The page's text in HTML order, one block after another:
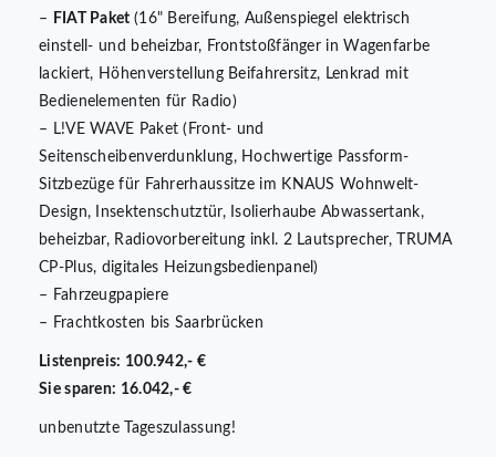
–
FIAT Paket (16" Bereifung, Außenspiegel elektrisch
einstell- und beheizbar, Frontstoßfänger in Wagenfarbe
lackiert, Höhenverstellung Beifahrersitz, Lenkrad mit
Bedienelementen für Radio)
– L!VE WAVE Paket (Front- und
Seitenscheibenverdunklung, Hochwertige Passform-
Sitzbezüge für Fahrerhaussitze im KNAUS Wohnwelt-
Design, Insektenschutztür, Isolierhaube Abwassertank,
beheizbar, Radiovorbereitung inkl. 2 Lautsprecher, TRUMA
CP-Plus, digitales Heizungsbedienpanel)
– Fahrzeugpapiere
– Frachtkosten bis Saarbrücken
Listenpreis: 100.942,- €
Sie sparen: 16.042,- €
unbenutzte Tageszulassung!